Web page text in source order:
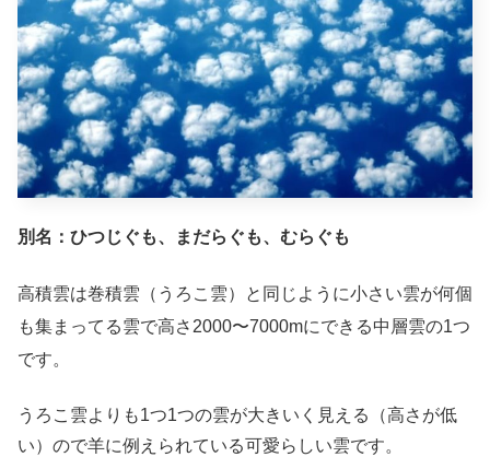
別名：ひつじぐも、まだらぐも、むらぐも
高積雲は巻積雲（うろこ雲）と同じように小さい雲が何個
も集まってる雲で高さ2000〜7000mにできる中層雲の1つ
です。
うろこ雲よりも1つ1つの雲が大きいく見える（高さが低
い）ので羊に例えられている可愛らしい雲です。